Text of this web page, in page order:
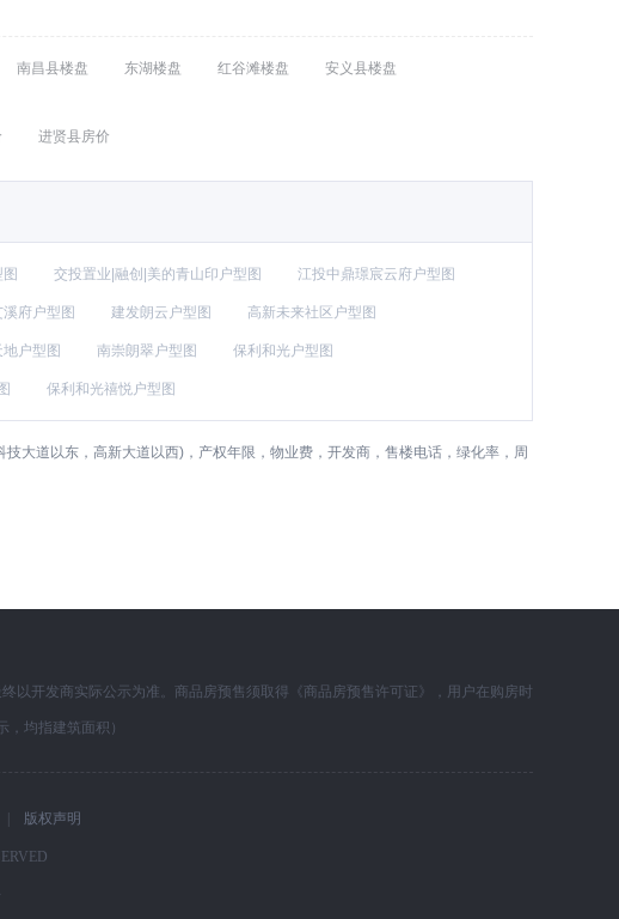
南昌县楼盘 东湖楼盘 红谷滩楼盘
安义县楼盘
进贤县房价
交投置业|融创|美的青山印户型图 江投中鼎璟宸云府户型图
府户型图 建发朗云户型图 高新未来社区户型图
户型图 南崇朗翠户型图 保利和光户型图
保利和光禧悦户型图
大道以东，高新大道以西)，产权年限，物业费，开发商，售楼电话，绿化率，周
以开发商实际公示为准。商品房预售须取得《商品房预售许可证》，用户在购房时
均指建筑面积）
版权声明